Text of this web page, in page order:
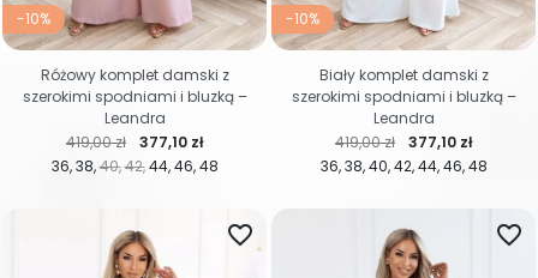
-10%
36 38 40 42 44 46 48
Cena regularna
419,00 zł Cena
377,10 zł
Różowy komplet damski z
szerokimi spodniami i bluzką –
Leandra
-10%
36 38 40 42 44 46 48
Cena regularna
419,00 zł Cena
377,10 zł
Biały komplet damski z
szerokimi spodniami i bluzką –
Leandra
favorite_border favorite_border